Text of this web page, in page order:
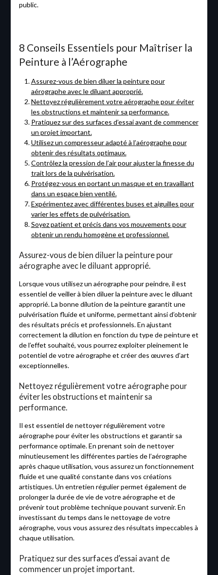
public.
8 Conseils Essentiels pour Maîtriser la
Peinture à l’Aérographe
Assurez-vous de bien diluer la peinture pour
aérographe avec le diluant approprié.
Nettoyez régulièrement votre aérographe pour éviter
les obstructions et maintenir sa performance.
Pratiquez sur des surfaces d’essai avant de commencer
un projet important.
Utilisez un compresseur adapté à l’aérographe pour
obtenir des résultats optimaux.
Contrôlez la pression de l’air pour ajuster la finesse du
trait lors de la pulvérisation.
Protégez-vous en portant un masque et en travaillant
dans un espace bien ventilé.
Expérimentez avec différentes buses et aiguilles pour
varier les effets de pulvérisation.
Soyez patient et précis dans vos mouvements pour
obtenir un rendu homogène et professionnel.
Assurez-vous de bien diluer la peinture pour
aérographe avec le diluant approprié.
Lorsque vous utilisez un aérographe pour peindre, il est
essentiel de veiller à bien diluer la peinture avec le diluant
approprié. La bonne dilution de la peinture garantit une
pulvérisation fluide et uniforme, permettant ainsi d’obtenir
des résultats précis et professionnels. En ajustant
correctement la dilution en fonction du type de peinture et
de l’effet souhaité, vous pourrez exploiter pleinement le
potentiel de votre aérographe et créer des œuvres d’art
exceptionnelles.
Nettoyez régulièrement votre aérographe pour
éviter les obstructions et maintenir sa
performance.
Il est essentiel de nettoyer régulièrement votre
aérographe pour éviter les obstructions et garantir sa
performance optimale. En prenant soin de nettoyer
minutieusement les différentes parties de l’aérographe
après chaque utilisation, vous assurez un fonctionnement
fluide et une qualité constante dans vos créations
artistiques. Un entretien régulier permet également de
prolonger la durée de vie de votre aérographe et de
prévenir tout problème technique pouvant survenir. En
investissant du temps dans le nettoyage de votre
aérographe, vous vous assurez des résultats impeccables à
chaque utilisation.
Pratiquez sur des surfaces d’essai avant de
commencer un projet important.